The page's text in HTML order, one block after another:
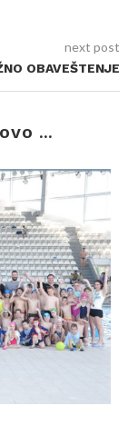
next post
OBAVEŠTENJE
...